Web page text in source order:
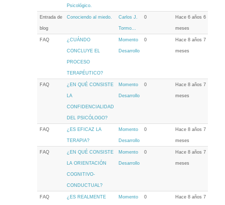
Psicológico.
Entrada de
blog
Conociendo al miedo. Carlos J.
Tormo...
0 Hace 6 años 6
meses
FAQ ¿CUÁNDO
CONCLUYE EL
PROCESO
TERAPÉUTICO?
Momento
Desarrollo
0 Hace 8 años 7
meses
FAQ ¿EN QUÉ CONSISTE
LA
CONFIDENCIALIDAD
DEL PSICÓLOGO?
Momento
Desarrollo
0 Hace 8 años 7
meses
FAQ ¿ES EFICAZ LA
TERAPIA?
Momento
Desarrollo
0 Hace 8 años 7
meses
FAQ ¿EN QUÉ CONSISTE
LA ORIENTACIÓN
COGNITIVO-
CONDUCTUAL?
Momento
Desarrollo
0 Hace 8 años 7
meses
FAQ ¿ES REALMENTE Momento 0 Hace 8 años 7